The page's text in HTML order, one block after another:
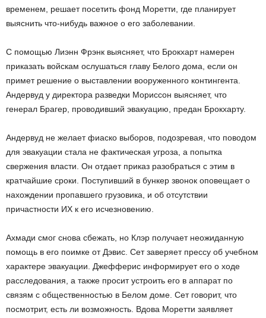
временем, решает посетить фонд Моретти, где планирует
выяснить что-нибудь важное о его заболевании.
С помощью Лиэнн Фрэнк выясняет, что Брокхарт намерен
приказать войскам ослушаться главу Белого дома, если он
примет решение о выставлении вооруженного контингента.
Андервуд у директора разведки Мориссон выясняет, что
генерал Брагер, проводивший эвакуацию, предан Брокхарту.
Андервуд не желает фиаско выборов, подозревая, что поводом
для эвакуации стала не фактическая угроза, а попытка
свержения власти. Он отдает приказ разобраться с этим в
кратчайшие сроки. Поступивший в бункер звонок оповещает о
нахождении пропавшего грузовика, и об отсутствии
причастности ИХ к его исчезновению.
Ахмади смог снова сбежать, но Клэр получает неожиданную
помощь в его поимке от Дэвис. Сет заверяет прессу об учебном
характере эвакуации. Джефферис информирует его о ходе
расследования, а также просит устроить его в аппарат по
связям с общественностью в Белом доме. Сет говорит, что
посмотрит, есть ли возможность. Вдова Моретти заявляет